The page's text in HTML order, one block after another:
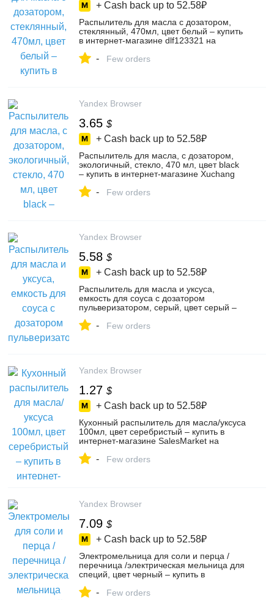
+ Cash back up to 52.58₽
Распылитель для масла с дозатором,
стеклянный, 470мл, цвет белый – купить
в интернет-магазине dlf123321 на
- Few orders
Yandex Browser
3.65 $
+ Cash back up to 52.58₽
Распылитель для масла, с дозатором,
экологичный, стекло, 470 мл, цвет black
– купить в интернет-магазине Xuchang
5711340536
- Few orders
Yandex Browser
5.58 $
+ Cash back up to 52.58₽
Распылитель для масла и уксуса,
емкость для соуса с дозатором
пульверизатором, серый, цвет серый –
на Яндекс Маркете, 5195689940
- Few orders
Yandex Browser
1.27 $
+ Cash back up to 52.58₽
Кухонный распылитель для масла/уксуса
100мл, цвет серебристый – купить в
интернет-магазине SalesMarket на
- Few orders
Yandex Browser
7.09 $
+ Cash back up to 52.58₽
Электромельница для соли и перца /
перечница /электрическая мельница для
специй, цвет черный – купить в
Яндекс Маркете, 5071382221
- Few orders